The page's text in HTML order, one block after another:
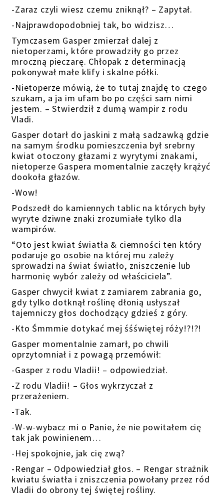
-Zaraz czyli wiesz czemu zniknął? – Zapytał.
-Najprawdopodobniej tak, bo widzisz…
Tymczasem Gasper zmierzał dalej z
nietoperzami, które prowadziły go przez
mroczną pieczarę. Chłopak z determinacją
pokonywał małe klify i skalne półki.
-Nietoperze mówią, że to tutaj znajdę to czego
szukam, a ja im ufam bo po części sam nimi
jestem. – Stwierdził z dumą wampir z rodu
Vladi.
Gasper dotarł do jaskini z małą sadzawką gdzie
na samym środku pomieszczenia był srebrny
kwiat otoczony głazami z wyrytymi znakami,
nietoperze Gaspera momentalnie zaczęły krążyć
dookoła głazów.
-Wow!
Podszedł do kamiennych tablic na których były
wyryte dziwne znaki zrozumiałe tylko dla
wampirów.
“Oto jest kwiat światła & ciemności ten który
podaruje go osobie na której mu zależy
sprowadzi na świat światło, zniszczenie lub
harmonię wybór zależy od właściciela”.
Gasper chwycił kwiat z zamiarem zabrania go,
gdy tylko dotknął roślinę dłonią usłyszał
tajemniczy głos dochodzący gdzieś z góry.
-Kto Śmmmie dotykać mej śśświętej róży!?!?!
Gasper momentalnie zamarł, po chwili
oprzytomniał i z powagą przemówił:
-Gasper z rodu Vladii! – odpowiedział.
-Z rodu Vladii! – Głos wykrzyczał z
przerażeniem.
-Tak.
-W-w-wybacz mi o Panie, że nie powitałem cię
tak jak powinienem…
-Hej spokojnie, jak cię zwą?
-Rengar – Odpowiedział głos. – Rengar strażnik
kwiatu światła i zniszczenia powołany przez ród
Vladii do obrony tej świętej rośliny.